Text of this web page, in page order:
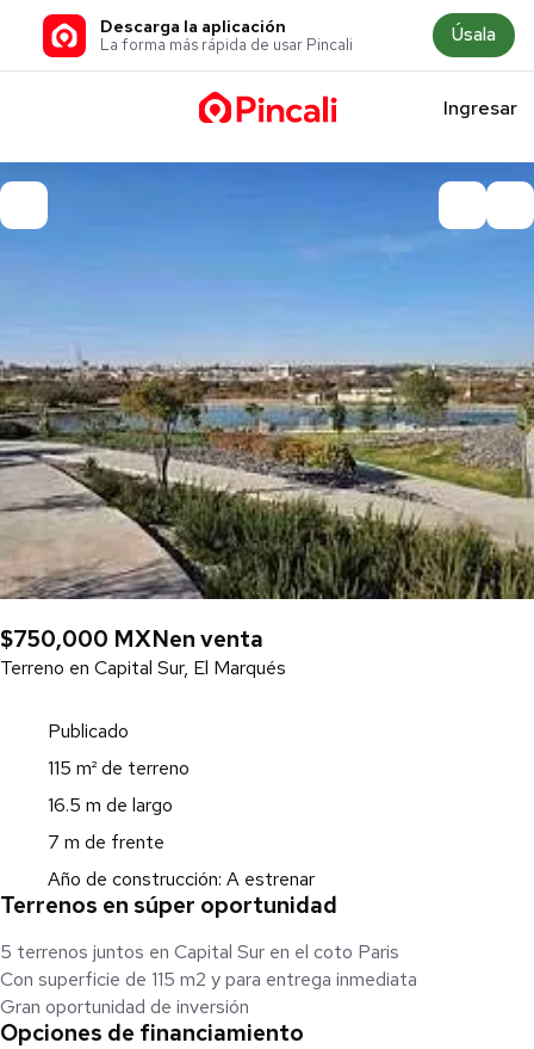
Descarga la aplicación
La forma más rápida de usar Pincali Úsala
Ingresar
$750,000 MXNen venta
Terreno en Capital Sur, El Marqués
Publicado
115 m² de terreno
16.5 m de largo
7 m de frente
Año de construcción: A estrenar
Terrenos en súper oportunidad
5 terrenos juntos en Capital Sur en el coto Paris
Con superficie de 115 m2 y para entrega inmediata
Gran oportunidad de inversión
Opciones de financiamiento